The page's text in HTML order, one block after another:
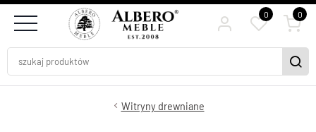
0 0
Witryny drewniane